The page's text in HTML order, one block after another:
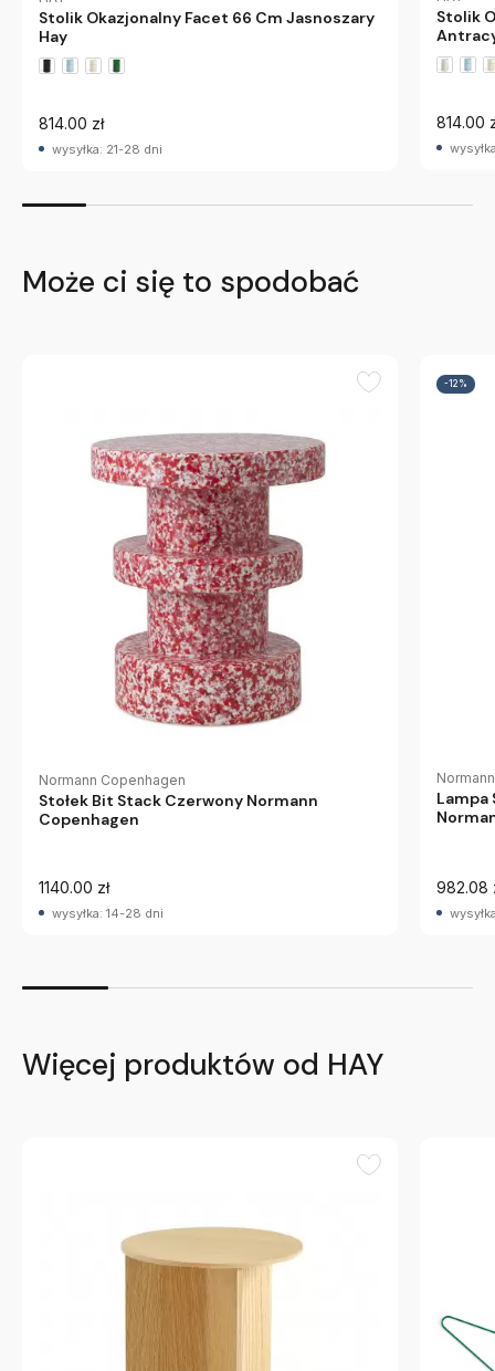
Stolik Okazjonalny Facet 66 Cm Jasnoszary
Hay
814.00 zł
wysyłka: 21-28 dni
Stolik
814.00
Może ci się to spodobać
Normann Copenhagen
Stołek Bit Stack Czerwony Normann
Copenhagen
1140.00 zł
wysyłka: 14-28 dni
-12%
Lampa
982.08
Więcej produktów od HAY